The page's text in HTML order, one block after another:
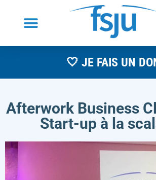
🤍 JE FAIS UN
Afterwork Business
Start-up à la